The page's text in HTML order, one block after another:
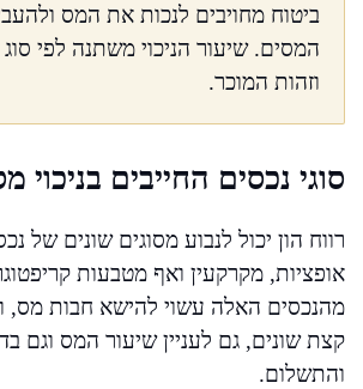
ביטוח מחויבים לנכות את המס
המסים. שיעור הניכוי משתנה לפי סוג
וזהות המוכר.
סוגי נכסים החייבים בניכוי
רווח הון יכול לנבוע מסוגים שונים של
אופציות, מקרקעין ואף מטבעות
מהנכסים האלה עשוי להישא חבות מס,
קצת שונים, גם לעניין שיעור המס וגם
והתשלום.